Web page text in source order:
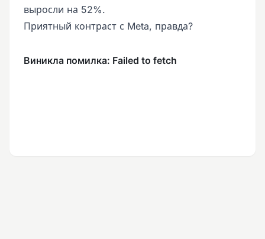
выросли на 52%.
Приятный контраст с Meta, правда?